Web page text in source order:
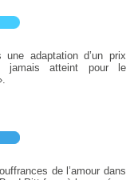
adaptation d’un prix
jamais atteint pour le
de l’amour dans